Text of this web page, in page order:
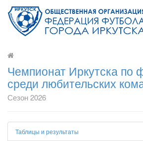
Чемпионат Иркутска по
среди любительских
Сезон 2026
Таблицы и результаты